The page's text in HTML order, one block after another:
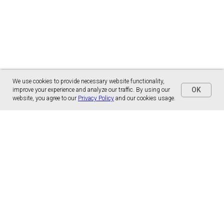
We use cookies to provide necessary website functionality,
improve your experience and analyze our traffic. By using our
website, you agree to our Privacy Policy and our cookies usage.
OK